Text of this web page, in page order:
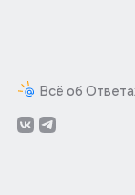
Всё об